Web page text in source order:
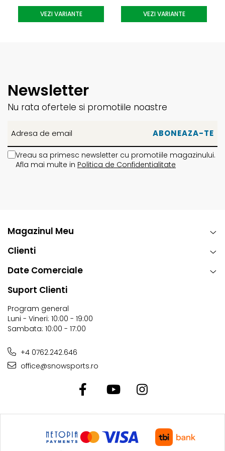
Uscare la temperatura joasa
Nu se calca
nivel mondial pentru echipamente de freeride si touring de
profesionisti, construite din materiale premium si
durabilitatea si angajamentul brandului fata de protectia
mediului.
VEZI VARIANTE VEZI VARIANTE
Newsletter
Nu rata ofertele si promotiile noastre
Vreau sa primesc newsletter cu promotiile magazinului.
Afla mai multe in Politica de Confidentialitate
Magazinul Meu
Clienti
Date Comerciale
Suport Clienti
Program general
Luni - Vineri: 10:00 - 19:00
Sambata: 10:00 - 17:00
+4 0762.242.646
office@snowsports.ro